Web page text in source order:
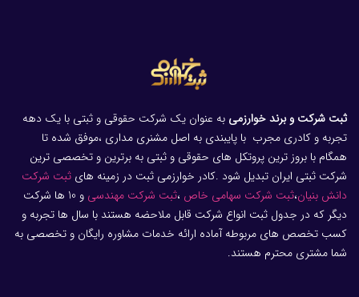
ثبت شرکت و برند خوارزمی به عنوان یک شرکت حقوقی و ثبتی با یک دهه
تجربه و کادری مجرب با پایبندی به اصل مشنری مداری ،موفق شده تا
همگام با بروز ترین پروتکل های حقوقی و ثبتی به برترین و تخصصی ترین
شرکت ثبتی ایران تبدیل شود .کادر خوارزمی ثبت در زمینه های ثبت شرکت
دانش بنیان،ثبت شرکت سهامی خاص ،ثبت شرکت مهندسی
و 10 ها شرکت
دیگر که در جدول ثبت انواع شرکت قابل ملاحضه هستند با سال ها تجربه و
کسب تخصص های مربوطه آماده ارائه خدمات مشاوره رایگان و تخصصی به
شما مشتری محترم هستند.